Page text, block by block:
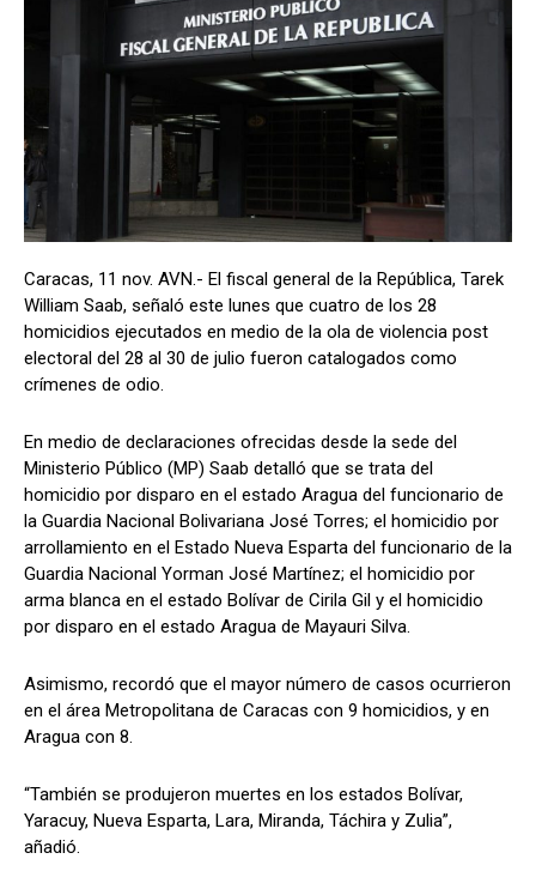
Caracas, 11 nov. AVN.- El fiscal general de la República, Tarek
William Saab, señaló este lunes que cuatro de los 28
homicidios ejecutados en medio de la ola de violencia post
electoral del 28 al 30 de julio fueron catalogados como
crímenes de odio.
En medio de declaraciones ofrecidas desde la sede del
Ministerio Público (MP) Saab detalló que se trata del
homicidio por disparo en el estado Aragua del funcionario de
la Guardia Nacional Bolivariana José Torres; el homicidio por
arrollamiento en el Estado Nueva Esparta del funcionario de la
Guardia Nacional Yorman José Martínez; el homicidio por
arma blanca en el estado Bolívar de Cirila Gil y el homicidio
por disparo en el estado Aragua de Mayauri Silva.
Asimismo, recordó que el mayor número de casos ocurrieron
en el área Metropolitana de Caracas con 9 homicidios, y en
Aragua con 8.
“También se produjeron muertes en los estados Bolívar,
Yaracuy, Nueva Esparta, Lara, Miranda, Táchira y Zulia”,
añadió.